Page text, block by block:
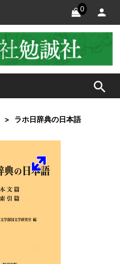
0
search
ラホ日辞典の日本語